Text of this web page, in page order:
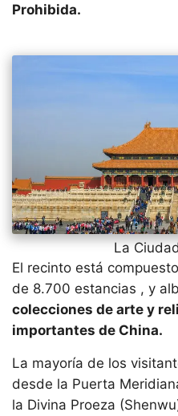
Prohibida.
La
El recinto está
de 8.700 estancias , y
colecciones de arte y
importantes de China.
La mayoría de los
desde la Puerta
la Divina Proeza